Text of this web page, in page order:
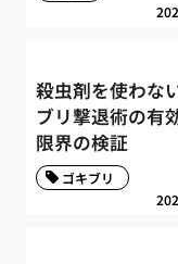
殺虫剤を使わな
ブリ撃退術の有
限界の検証
ゴキブリ